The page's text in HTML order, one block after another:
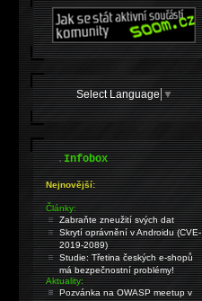
Select Language ▼
.Infobox
Nejnovější:
Články:
Zabraňte zneužití svých dat
Skrytí oprávnění v Androidu (CVE-
2019-2089)
Studie: Třetina českých e-shopů
má bezpečnostní problémy!
Aktuality:
Pozvánka na OWASP meetup v